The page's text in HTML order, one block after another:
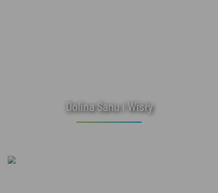
Dolina Sanu i Wisły